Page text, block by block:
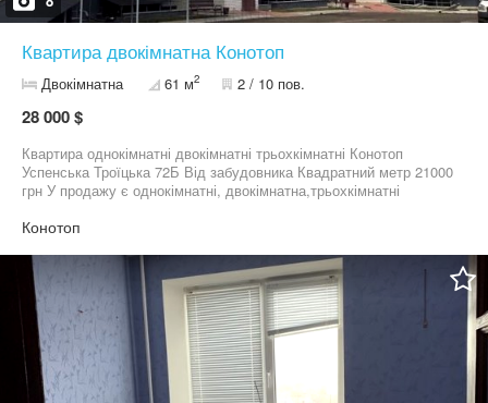
Квартира двокімнатна Конотоп
Двокімнатна 61 м2 2 / 10 пов.
28 000 $
Квартира однокімнатні двокімнатні трьохкімнатні Конотоп
Успенська Троїцька 72Б Від забудовника Квадратний метр 21000
грн У продажу є однокімнатні, двокімнатна,трьохкімнатні
Конотоп